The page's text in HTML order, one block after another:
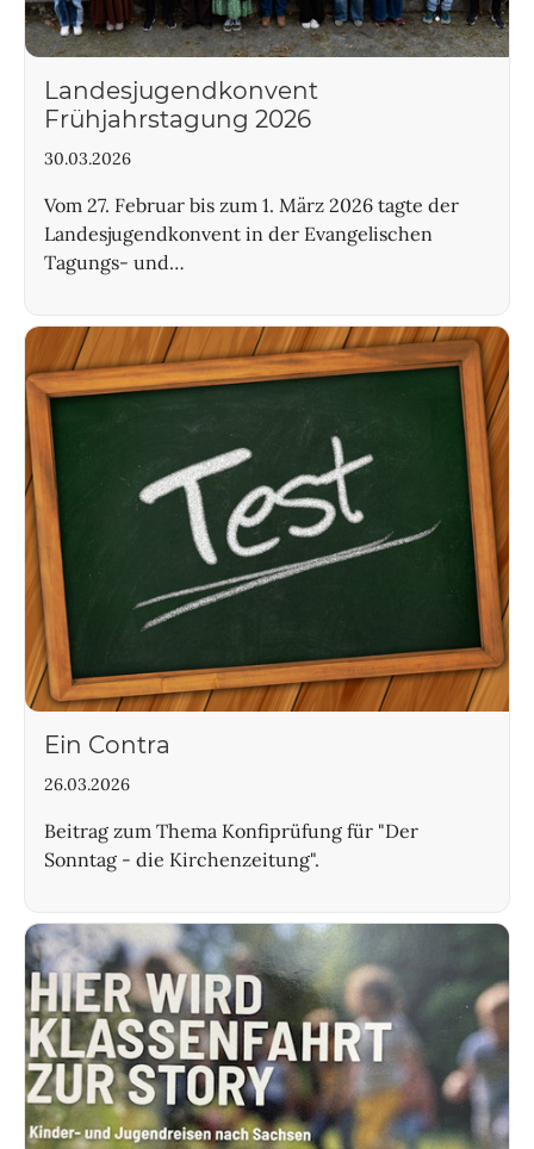
Landesjugendkonvent
Frühjahrstagung 2026
30.03.2026
Vom 27. Februar bis zum 1. März 2026 tagte der
Landesjugendkonvent in der Evangelischen
Tagungs- und…
Ein Contra
26.03.2026
Beitrag zum Thema Konfiprüfung für "Der
Sonntag - die Kirchenzeitung".